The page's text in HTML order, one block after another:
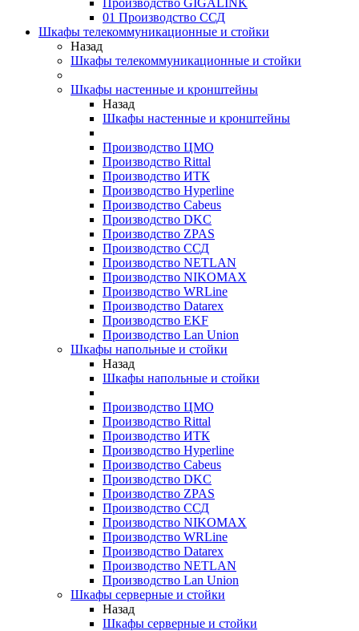
Производство GIGALINK
01 Производство ССД
Шкафы телекоммуникационные и стойки
Назад
Шкафы телекоммуникационные и стойки
Шкафы настенные и кронштейны
Назад
Шкафы настенные и кронштейны
Производство ЦМО
Производство Rittal
Производство ИТК
Производство Hyperline
Производство Cabeus
Производство DKC
Производство ZPAS
Производство ССД
Производство NETLAN
Производство NIKOMAX
Производство WRLine
Производство Datarex
Производство EKF
Производство Lan Union
Шкафы напольные и стойки
Назад
Шкафы напольные и стойки
Производство ЦМО
Производство Rittal
Производство ИТК
Производство Hyperline
Производство Cabeus
Производство DKC
Производство ZPAS
Производство ССД
Производство NIKOMAX
Производство WRLine
Производство Datarex
Производство NETLAN
Производство Lan Union
Шкафы серверные и стойки
Назад
Шкафы серверные и стойки